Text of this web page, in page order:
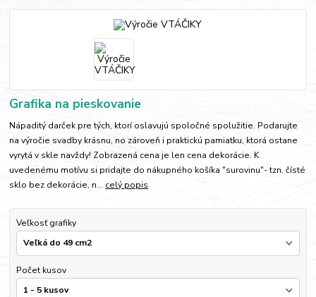
Grafika na pieskovanie
Nápaditý darček pre tých, ktorí oslavujú spoločné spolužitie. Podarujte
na výročie svadby krásnu, no zároveň i praktickú pamiatku, ktorá ostane
vyrytá v skle navždy! Zobrazená cena je len cena dekorácie. K
uvedenému motívu si pridajte do nákupného košíka "surovinu"- tzn. čísté
sklo bez dekorácie, n... celý popis
Veľkosť grafiky
Počet kusov